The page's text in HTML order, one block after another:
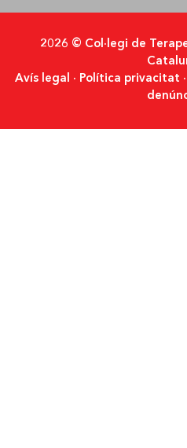
2026 © Col·legi de
Avís legal · Política privacitat ·